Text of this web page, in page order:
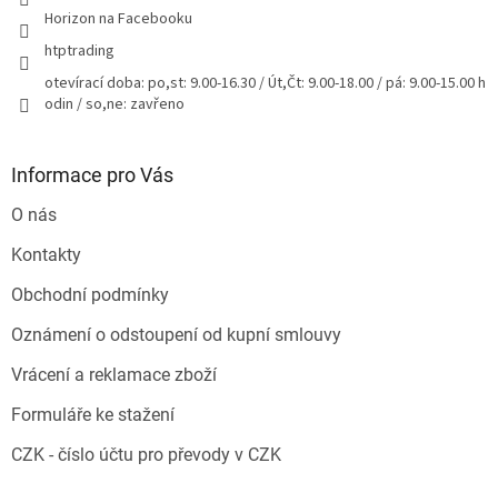
Horizon na Facebooku
htptrading
otevírací doba: po,st: 9.00-16.30 / Út,Čt: 9.00-18.00 / pá: 9.00-15.00 h
odin / so,ne: zavřeno
Informace pro Vás
O nás
Kontakty
Obchodní podmínky
Oznámení o odstoupení od kupní smlouvy
Vrácení a reklamace zboží
Formuláře ke stažení
CZK - číslo účtu pro převody v CZK